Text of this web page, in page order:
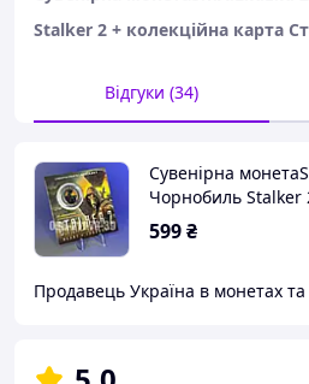
Stalker 2 + колекційна карта
Відгуки (34)
Сувенірна
Чорнобиль Stalker
карта Сталкер 2
599₴
Продавець Україна в монетах